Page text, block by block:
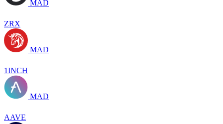
MAD
ZRX
MAD
1INCH
MAD
AAVE